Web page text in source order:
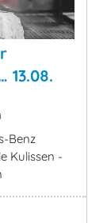
13.08.
Benz
Kulissen -